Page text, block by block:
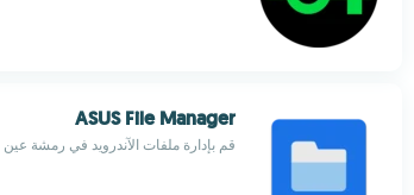
ASUS File Manager
قم بإدارة ملفات الآندرويد في رمشة عين